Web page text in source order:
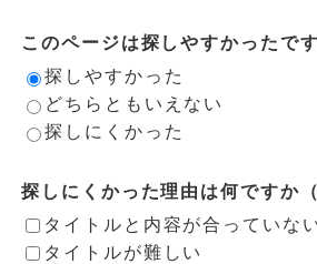
このページは探しやすかったで
探しやすかった
どちらともいえない
探しにくかった
探しにくかった理由は何ですか
タイトルと内容が合っていな
タイトルが難しい